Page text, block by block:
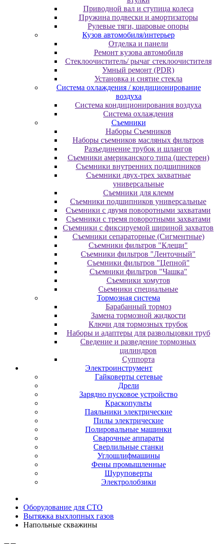
Приводной вал и ступица колеса
Пружина подвески и амортизаторы
Рулевые тяги, шаровые опоры
Кузов автомобиля/интерьер
Отделка и панели
Ремонт кузова автомобиля
Стеклоочиститель/ рычаг стеклоочистителя
Умный ремонт (PDR)
Установка и снятие стекла
Система охлаждения / кондиционирование
воздуха
Система кондиционирования воздуха
Система охлаждения
Съемники
Наборы Съемников
Наборы съемников масляных фильтров
Разъединение трубок и шлангов
Съемники американского типа (шестерен)
Съемники внутренних подшипников
Съемники двух-трех захватные
универсальные
Съемники для клемм
Съемники подшипников универсальные
Съемники с двумя поворотными захватами
Съемники с тремя поворотными захватами
Съемники с фиксируемой шириной захватов
Съемники сепараторные (Сигментные)
Съемники фильтров "Клещи"
Съемники фильтров "Ленточный"
Съемники фильтров "Цепной"
Съемники фильтров "Чашка"
Съемники хомутов
Сьемники специальные
Тормозная система
Барабанный тормоз
Замена тормозной жидкости
Ключи для тормозных трубок
Наборы и адаптеры для развольцовки труб
Сведение и разведение тормозных
цилиндров
Суппорта
Электроинструмент
Гайковерты сетевые
Дрели
Зарядно пусковое устройство
Краскопульты
Паяльники электрические
Пилы электрические
Полировальные машинки
Сварочные аппараты
Сверлильные станки
Углошлифмашины
Фены промышленные
Шуруповерты
Электролобзики
Oбopудoвaниe для CTO
Вытяжка выхлопных газов
Напольные скважины